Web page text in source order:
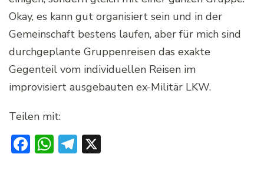
Okay, es kann gut organisiert sein und in der
Gemeinschaft bestens laufen, aber für mich sind
durchgeplante Gruppenreisen das exakte
Gegenteil vom individuellen Reisen im
improvisiert ausgebauten ex-Militär LKW.
Teilen mit:
Facebook
WhatsApp
Telegram